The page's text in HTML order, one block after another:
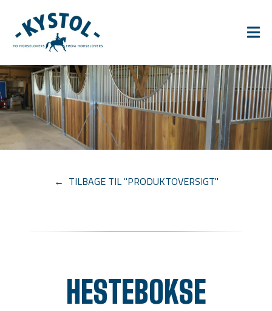
← TILBAGE TIL "PRODUKTOVERSIGT"
HESTEBOKSE